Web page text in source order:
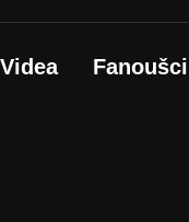
Videa Fanoušci